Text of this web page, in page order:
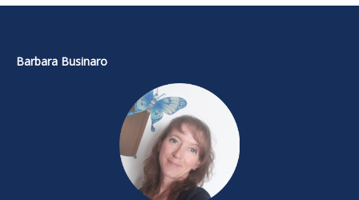
Barbara Businaro